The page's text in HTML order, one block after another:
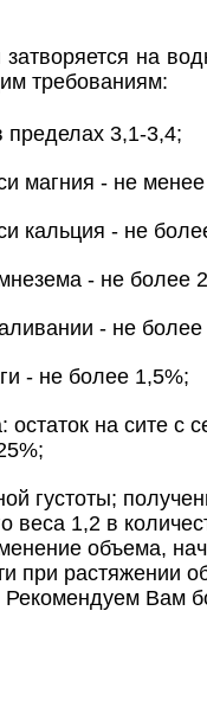
затворяется на
требованиям:
пределах 3,1-3,4;
магния - не
кальция - не
- не более
- не более
- не более 1,5%;
остаток на сите
густоты;
веса 1,2 в
объема,
при растяжении
Рекомендуем Вам